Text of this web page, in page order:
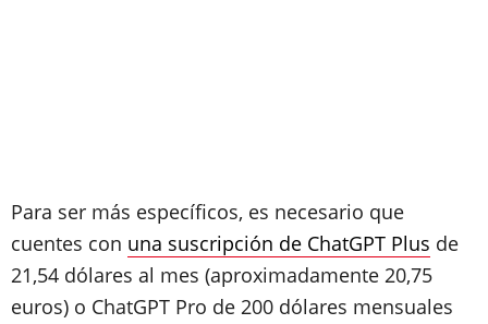
Para ser más específicos, es necesario que
cuentes con una suscripción de ChatGPT Plus de
21,54 dólares al mes (aproximadamente 20,75
euros) o ChatGPT Pro de 200 dólares mensuales